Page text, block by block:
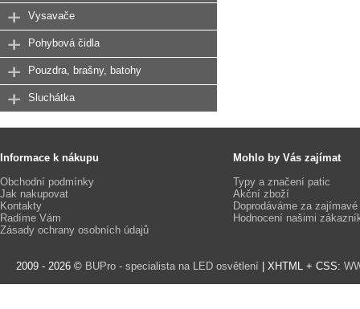
Vysavače
Pohybová čidla
Pouzdra, brašny, batohy
Sluchátka
Informace k nákupu
Obchodní podmínky
Jak nakupovat
Kontakty
Radíme Vám
Zásady ochrany osobních údajů
Mohlo by Vás zajímat
Typy a značení patic
Akční zboží
Doprodáváme za
Hodnocení našimi
2009 - 2026 © BUPro - specialista na LED osvětlení | XHTML + CSS: